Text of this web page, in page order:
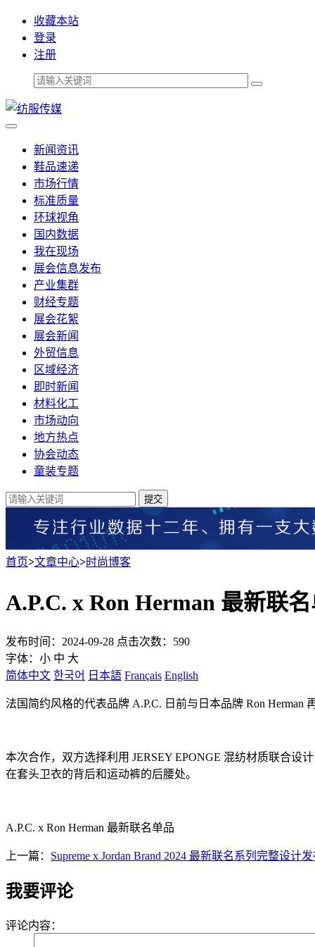
收藏本站
登录
注册
新闻资讯
鞋品速递
市场行情
标准质量
环球视角
国内数据
我在现场
展会信息发布
产业集群
财经专题
展会花絮
展会新闻
外贸信息
区域经济
即时新闻
材料化工
市场动向
地方热点
协会动态
童装专题
提交
首页>文章中心>时尚博客
A.P.C. x Ron Herman 最新联
发布时间：2024-09-28 点击次数：590
字体： 小 中 大
简体中文 한국어 日本語 Français English
法国简约风格的代表品牌 A.P.C. 日前与日本品牌 Ron Herman
本次合作，双方选择利用 JERSEY EPONGE 混纺材质联合设
在套头卫衣的背后和运动裤的后腰处。
A.P.C. x Ron Herman 最新联名单品
上一篇： Supreme x Jordan Brand 2024 最新联名系列完整设计
我要评论
评论内容：